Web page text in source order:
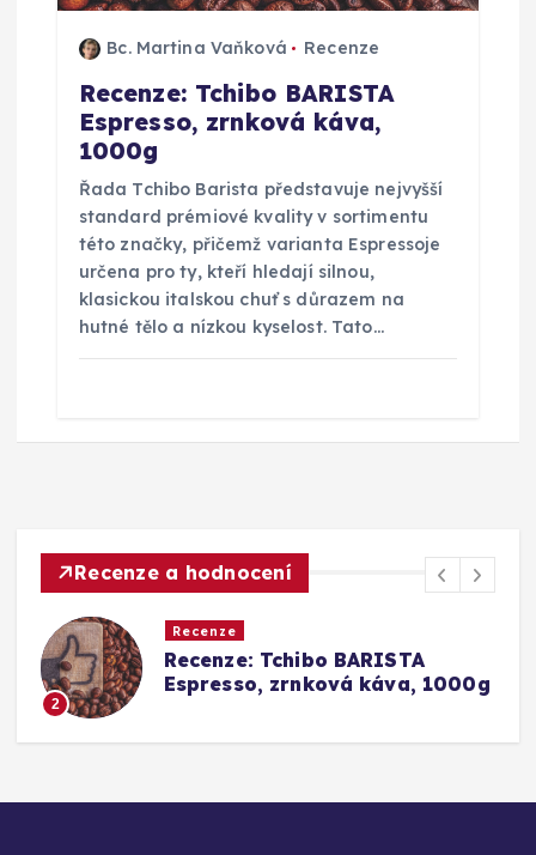
Bc. Martina Vaňková Recenze
Recenze: Tchibo BARISTA
Espresso, zrnková káva,
1000g
Řada Tchibo Barista představuje nejvyšší
standard prémiové kvality v sortimentu
této značky, přičemž varianta Espressoje
určena pro ty, kteří hledají silnou,
klasickou italskou chuť s důrazem na
hutné tělo a nízkou kyselost. Tato…
Recenze a hodnocení
2
Recenze
Recenze: Tchibo BARISTA
Espresso, zrnková káva, 1000g